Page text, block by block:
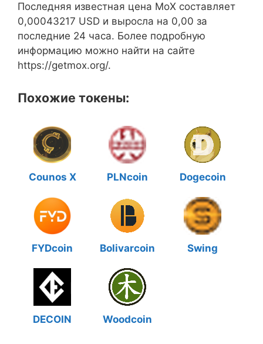
Последняя известная цена MoX составляет
0,00043217 USD и выросла на 0,00 за
последние 24 часа. Более подробную
информацию можно найти на сайте
https://getmox.org/.
Похожие токены:
Counos X PLNcoin Dogecoin
FYDcoin Bolivarcoin Swing
DECOIN Woodcoin